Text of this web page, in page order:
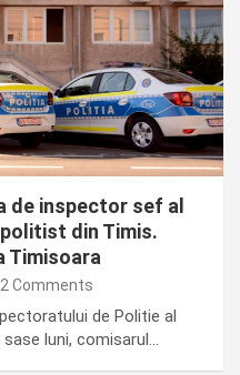
de inspector sef al
din Timis.
Timisoara
2 Comments
de Politie al
luni, comisarul…